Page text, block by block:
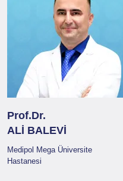
Prof.Dr.
ALİ BALEVİ
Medipol Mega Üniversite
Hastanesi